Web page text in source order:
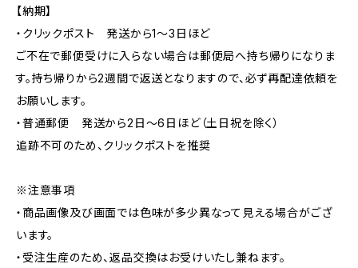
【納期】
・クリックポスト 発送から1〜3日ほど
ご不在で郵便受けに入らない場合は郵便局へ持ち帰りになりま
す。持ち帰りから2週間で返送となりますので、必ず再配達依頼を
お願いします。
・普通郵便 発送から2日〜6日ほど（土日祝を除く）
追跡不可のため、クリックポストを推奨
※注意事項
・商品画像及び画面では色味が多少異なって見える場合がござ
います。
・受注生産のため、返品交換はお受けいたし兼ねます。